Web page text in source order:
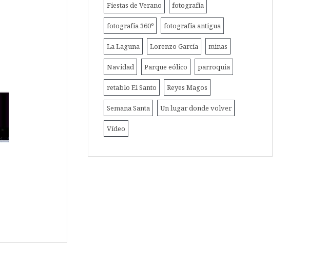
Fiestas de Verano fotografía
fotografía 360º fotografía antigua
La Laguna Lorenzo García minas
Navidad Parque eólico parroquia
retablo El Santo Reyes Magos
Semana Santa Un lugar donde volver
Vídeo